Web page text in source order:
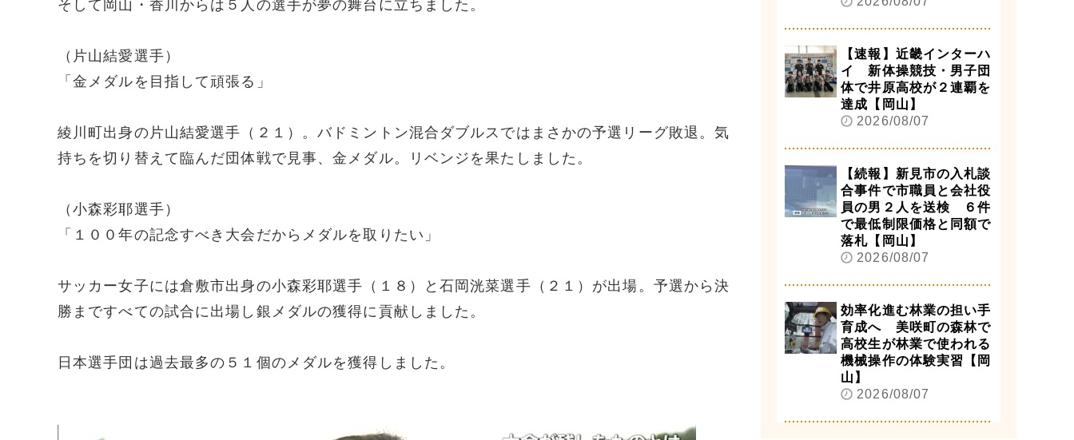
そして岡山・香川からは５人の選手が夢の舞台に立ちました。
（片山結愛選手）
「金メダルを目指して頑張る」
綾川町出身の片山結愛選手（２１）。バドミントン混合ダブルスではまさかの予選リーグ敗退。気
持ちを切り替えて臨んだ団体戦で見事、金メダル。リベンジを果たしました。
（小森彩耶選手）
「１００年の記念すべき大会だからメダルを取りたい」
サッカー女子には倉敷市出身の小森彩耶選手（１８）と石岡洸菜選手（２１）が出場。予選から決
勝まですべての試合に出場し銀メダルの獲得に貢献しました。
日本選手団は過去最多の５１個のメダルを獲得しました。
【速報】近畿インターハ
イ 新体操競技・男子団
体で井原高校が２連覇を
達成【岡山】
2026/08/07
【続報】新見市の入札談
合事件で市職員と会社役
員の男２人を送検 ６件
で最低制限価格と同額で
落札【岡山】
2026/08/07
効率化進む林業の担い手
育成へ 美咲町の森林で
高校生が林業で使われる
機械操作の体験実習【岡
山】
2026/08/07